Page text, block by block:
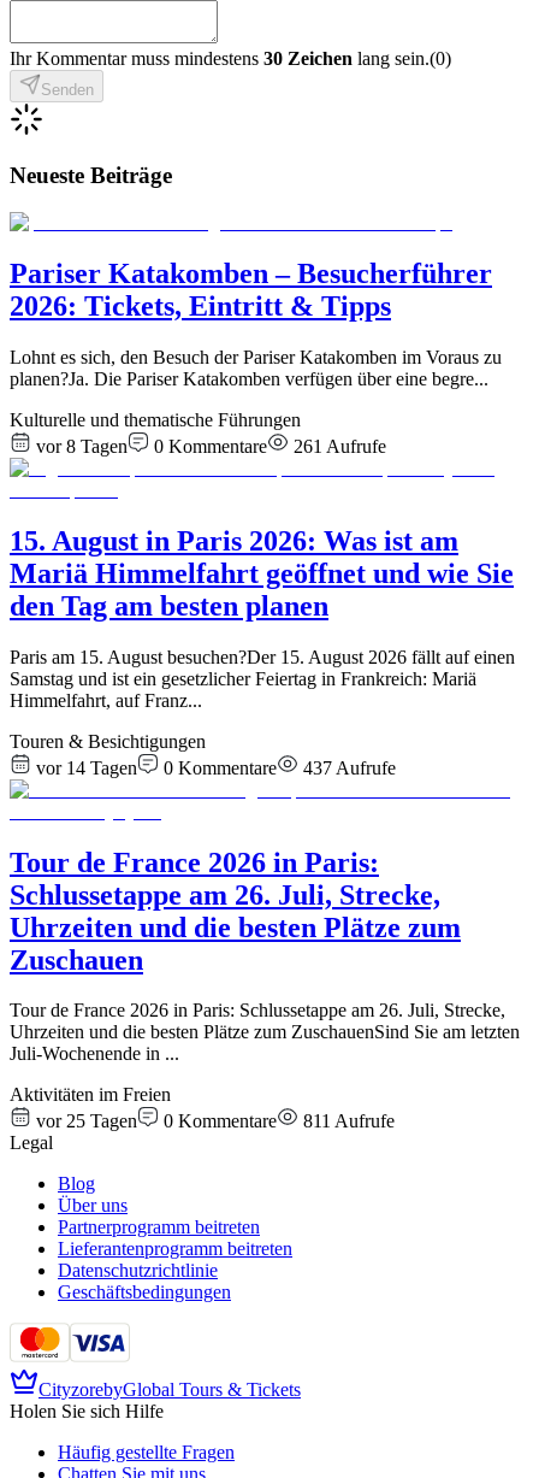
Ihr Kommentar muss mindestens 30 Zeichen lang sein.(0)
Senden
Neueste Beiträge
Pariser Katakomben – Besucherführer
2026: Tickets, Eintritt & Tipps
Lohnt es sich, den Besuch der Pariser Katakomben im Voraus zu
planen?Ja. Die Pariser Katakomben verfügen über eine begre...
Kulturelle und thematische Führungen
vor 8 Tagen
0 Kommentare 261 Aufrufe
15. August in Paris 2026: Was ist am
Mariä Himmelfahrt geöffnet und wie Sie
den Tag am besten planen
Paris am 15. August besuchen?Der 15. August 2026 fällt auf einen
Samstag und ist ein gesetzlicher Feiertag in Frankreich: Mariä
Himmelfahrt, auf Franz...
Touren & Besichtigungen
vor 14 Tagen
0 Kommentare 437 Aufrufe
Tour de France 2026 in Paris:
Schlussetappe am 26. Juli, Strecke,
Uhrzeiten und die besten Plätze zum
Zuschauen
Tour de France 2026 in Paris: Schlussetappe am 26. Juli, Strecke,
Uhrzeiten und die besten Plätze zum ZuschauenSind Sie am letzten
Juli-Wochenende in ...
Aktivitäten im Freien
vor 25 Tagen
0 Kommentare 811 Aufrufe
Legal
Blog
Über uns
Partnerprogramm beitreten
Lieferantenprogramm beitreten
Datenschutzrichtlinie
Geschäftsbedingungen
CityzorebyGlobal Tours & Tickets
Holen Sie sich Hilfe
Häufig gestellte Fragen